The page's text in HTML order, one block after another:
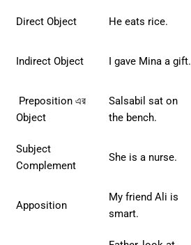
Direct Object He eats rice.
Indirect Object I gave Mina a gift.
Preposition এর
Object
Salsabil sat on
the bench.
Subject
Complement
She is a nurse.
Apposition
My friend Ali is
smart.